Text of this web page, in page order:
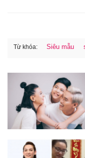
Từ khóa: Siêu mẫu